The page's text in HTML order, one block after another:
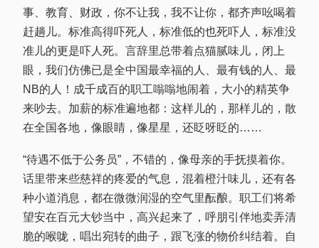
事、教育、财政，你不让我，我不让你，都齐声吆喝着
赶趟儿。标准高得吓死人，标准低的也死吓人，标准没
准儿的更是吓人死。言辞里总带着点猫腻味儿，闭上
眼，我们仿佛已是全中国最幸福的人、最有钱的人、最
NB的人！成千成百的职工嗡嗡地闹着，大小的精英争
来吵去。加薪的标准遍地都：这样儿的，那样儿的，散
在全国各地，像眼睛，像星星，还眨呀眨的……
“待遇不低于公务员”，不错的，像母亲的手抚摸着你。
话里带来些慈祥的疼爱的气息，混着橙汁味儿，还有各
种小道消息，都在微微润湿的空气里酝酿。职工们将希
望安在百元大钞当中，高兴起来了，呼朋引伴地卖弄清
脆的喉咙，唱出宛转的曲子，跟飞涨的物价纠结着。自